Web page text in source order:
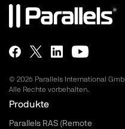
© 2026 Parallels International
Alle Rechte vorbehalten.
Parallels.com -
Produkte
Parallels RAS (Remote